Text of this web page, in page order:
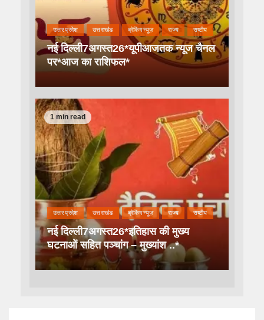
उत्तर प्रदेश उत्तराखंड ब्रेकिंग न्यूज़ राज्य राष्टीय
नई दिल्ली7अगस्त26*यूपीआजतक न्यूज चैनल
पर*आज का राशिफल*
1 min read
उत्तर प्रदेश उत्तराखंड ब्रेकिंग न्यूज़ राज्य राष्टीय
नई दिल्ली7अगस्त26*इतिहास की मुख्य
घटनाओं सहित पञ्चांग – मुख्यांश ..*